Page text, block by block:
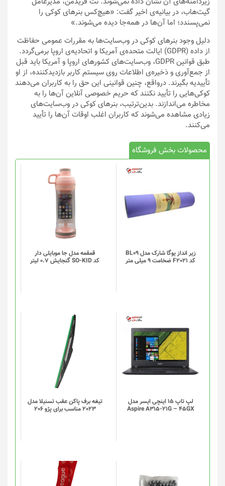
گیت‌هاب، در بیانیه‌ی اخیر گفت: «هیچ‌کس بنرهای کوکی را
نمی‌پسندد؛ اما آن‌ها در همه‌جا دیده‌ می‌شوند.»
دلیل وجود بنرهای کوکی‌ در وب‌سایت‌ها به مقررات عمومی حفاظت
از داده (GDPR) ایالت متحده‌ی آمریکا و اتحادیه‌ی اروپا برمی‌گردد.
طبق قوانین GDPR، وب‌سایت‌های کشورهای اروپا و آمریکا باید قبل
از جمع‌آوری و ذخیره‌ی اطلاعات روی سیستم کاربر بازدیدکننده، از او
تأییدیه بگیرند. درواقع، چنین قوانینی این حق را به کاربران می‌دهند
کوکی‌هایی را تأیید نکنند که حریم‌ خصوصی آنلاین آن‌ها را به
مخاطره می‌اندازند. بدین‌ترتیب، بنرهای کوکی در وب‌سایت‌های
زیادی مشاهده می‌شوند که کاربران اغلب اوقات آن‌ها را تأیید
می‌کنند.
محصولات بخش فروشگاه
زیر انداز یوگا شارک مدل BL09
کد F2021 ضخامت 9 میلی متر
قمقمه مدل جا موبایلی دار
کد SO-KID گنجایش 0.7 لیتر
این
محصول
دارای
انواع
مختلفی
می
باشد.
گزینه
ها
لپ تاپ 15 اینچی ایسر مدل
Aspire A315-21G – 45GX
تیغه برف پاکن عقب تسنیلا مدل
2023 مناسب برای پژو 206
این
این